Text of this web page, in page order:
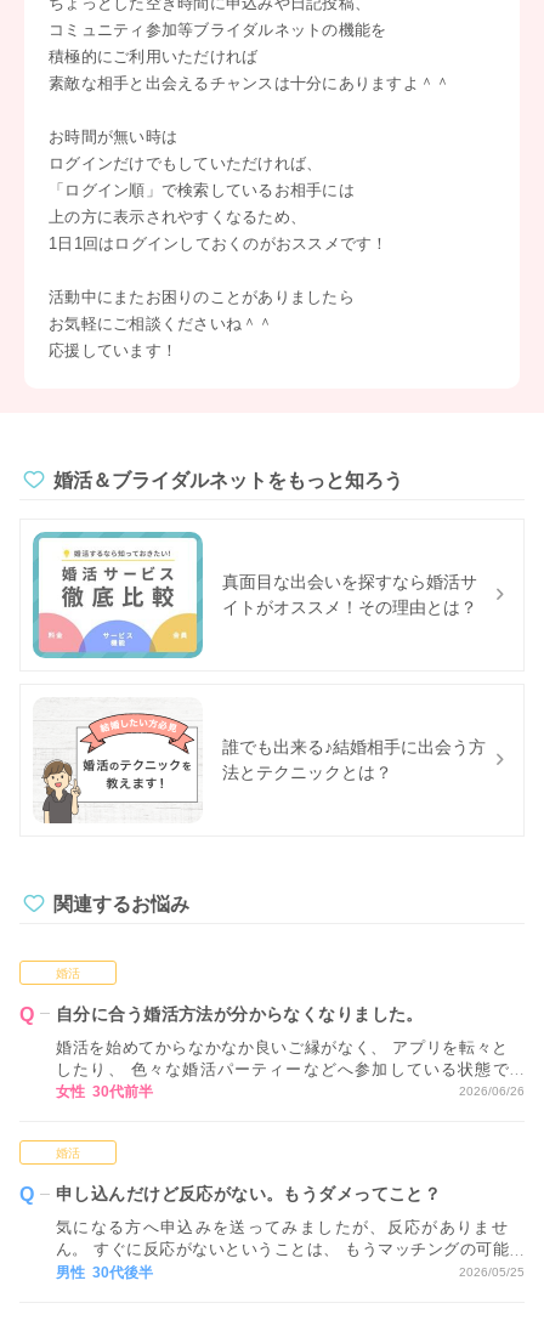
コミュニティ参加等ブライダルネットの機能を
積極的にご利用いただければ
素敵な相手と出会えるチャンスは十分にありますよ＾＾
お時間が無い時は
ログインだけでもしていただければ、
「ログイン順」で検索しているお相手には
上の方に表示されやすくなるため、
1日1回はログインしておくのがおススメです！
活動中にまたお困りのことがありましたら
お気軽にご相談くださいね＾＾
応援しています！
婚活＆ブライダルネットをもっと知ろう
真面目な出会いを探すなら婚活サ
イトがオススメ！その理由とは？
誰でも出来る♪結婚相手に出会う方
法とテクニックとは？
関連するお悩み
婚活
自分に合う婚活方法が分からなくなりました。
婚活を始めてからなかなか良いご縁がなく、 アプリを転々と
したり、 色々な婚活パーティーなどへ参加している状態で
す。 ただ、正直なところ、 どれが自分に合っているかが分か
りがたいです。
女性 30代前半 2026/06/26
婚活
申し込んだけど反応がない。もうダメってこと？
気になる方へ申込みを送ってみましたが、反応がありませ
ん。 すぐに反応がないということは、 もうマッチングの可能
性はないということでしょうか…？
男性 30代後半 2026/05/25